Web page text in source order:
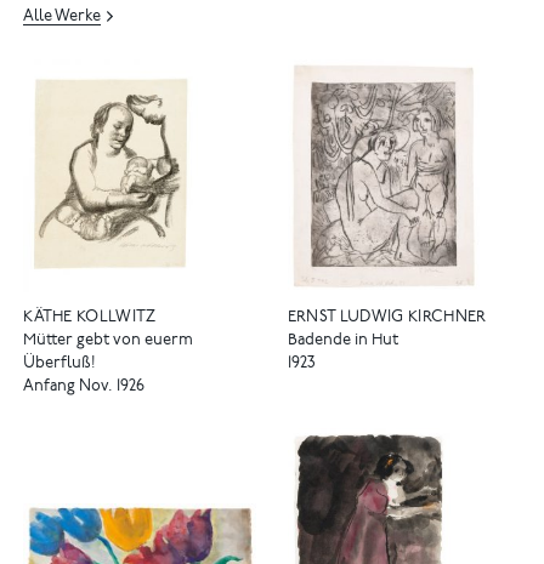
Alle Werke
KÄTHE KOLLWITZ
Mütter gebt von euerm
Überfluß!
Anfang Nov. 1926
ERNST LUDWIG KIRCHNER
Badende in Hut
1923